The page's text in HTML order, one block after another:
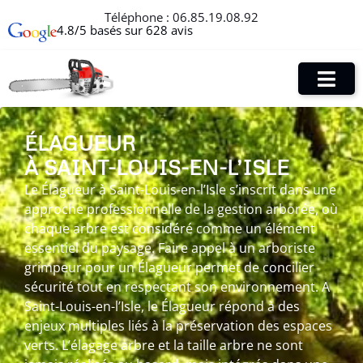
Téléphone : 06.85.19.08.92
4.8/5 basés sur 628 avis
ÉLAGUEUR
À SAINT-LOUIS-EN-L’ISLE
Le Élagueur à Saint-Louis-en-l’Isle s’inscrit dans une
approche professionnelle de la gestion arborée, où
chaque arbre est considéré comme un élément
essentiel du paysage. Faire appel à un arboriste
grimpeur pour un Élagueur permet de concilier
sécurité tout en respectant son environnement. A
Saint-Louis-en-l’Isle, le Élagueur répond à des
enjeux multiples liés à la préservation des espaces
verts. L’élagage arbre et la taille arbre ne sont